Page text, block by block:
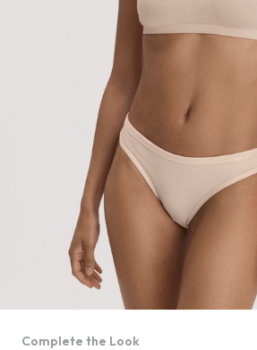
Complete the Look